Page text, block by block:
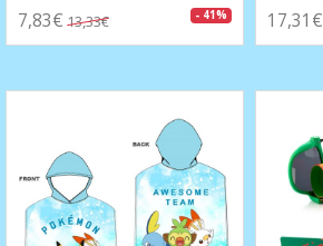
7,83€ 13,33€ - 41% 17,31€